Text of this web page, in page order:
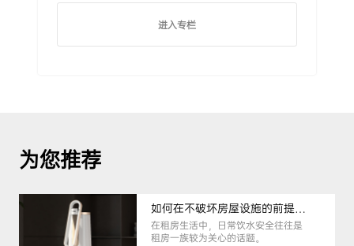
进入专栏
为您推荐
如何在不破坏房屋设施的前提下，挑选到合适的租房净水器
在租房生活中，日常饮水安全往往是
租房一族较为关心的话题。